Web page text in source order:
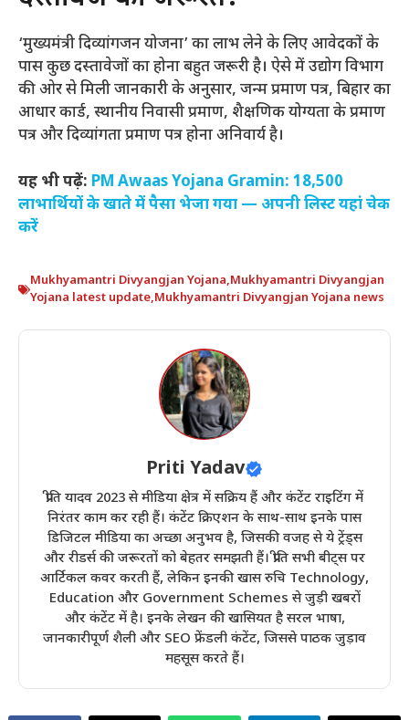
‘मुख्यमंत्री दिव्यांगजन योजना’ का लाभ लेने के लिए आवेदकों के
पास कुछ दस्तावेजों का होना बहुत जरूरी है। ऐसे में उद्योग विभाग
की ओर से मिली जानकारी के अनुसार, जन्म प्रमाण पत्र, बिहार का
आधार कार्ड, स्थानीय निवासी प्रमाण, शैक्षणिक योग्यता के प्रमाण
पत्र और दिव्यांगता प्रमाण पत्र होना अनिवार्य है।
यह भी पढ़ें: PM Awaas Yojana Gramin: 18,500
लाभार्थियों के खाते में पैसा भेजा गया — अपनी लिस्ट यहां चेक
करें
Mukhyamantri Divyangjan Yojana,Mukhyamantri Divyangjan
Yojana latest update,Mukhyamantri Divyangjan Yojana news
Priti Yadav
प्रीति यादव 2023 से मीडिया क्षेत्र में सक्रिय हैं और कंटेंट राइटिंग में
निरंतर काम कर रही हैं। कंटेंट क्रिएशन के साथ-साथ इनके पास
डिजिटल मीडिया का अच्छा अनुभव है, जिसकी वजह से ये ट्रेंड्स
और रीडर्स की जरूरतों को बेहतर समझती हैं। प्रीति सभी बीट्स पर
आर्टिकल कवर करती हैं, लेकिन इनकी खास रुचि Technology,
Education और Government Schemes से जुड़ी खबरों
और कंटेंट में है। इनके लेखन की खासियत है सरल भाषा,
जानकारीपूर्ण शैली और SEO फ्रेंडली कंटेंट, जिससे पाठक जुड़ाव
महसूस करते हैं।